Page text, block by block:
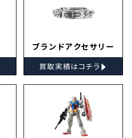
ブランドアクセサリー
買取実績はコチラ ▸